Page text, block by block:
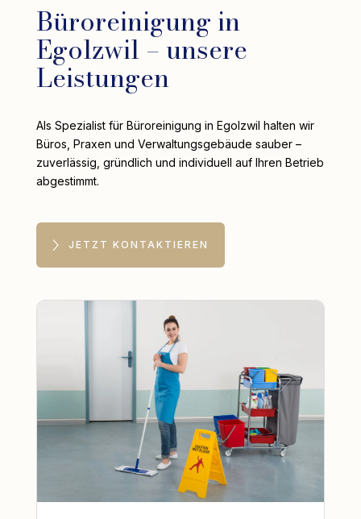
Büroreinigung in
Egolzwil – unsere
Leistungen
Als Spezialist für Büroreinigung in Egolzwil halten wir
Büros, Praxen und Verwaltungsgebäude sauber –
zuverlässig, gründlich und individuell auf Ihren Betrieb
abgestimmt.
JETZT KONTAKTIEREN